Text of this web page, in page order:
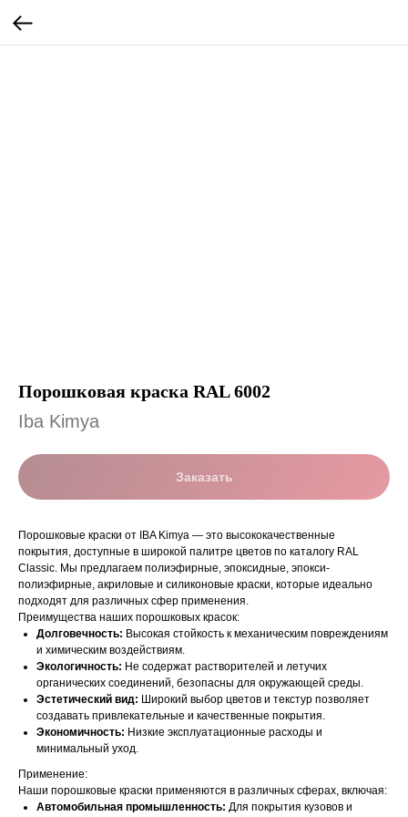
Порошковая краска RAL 6002
Iba Kimya
Заказать
Порошковые краски от IBA Kimya — это высококачественные
покрытия, доступные в широкой палитре цветов по каталогу RAL
Classic. Мы предлагаем полиэфирные, эпоксидные, эпокси-
полиэфирные, акриловые и силиконовые краски, которые идеально
подходят для различных сфер применения.
Преимущества наших порошковых красок:
Долговечность: Высокая стойкость к механическим повреждениям
и химическим воздействиям.
Экологичность: Не содержат растворителей и летучих
органических соединений, безопасны для окружающей среды.
Эстетический вид: Широкий выбор цветов и текстур позволяет
создавать привлекательные и качественные покрытия.
Экономичность: Низкие эксплуатационные расходы и
минимальный уход.
Применение:
Наши порошковые краски применяются в различных сферах, включая:
Автомобильная промышленность: Для покрытия кузовов и